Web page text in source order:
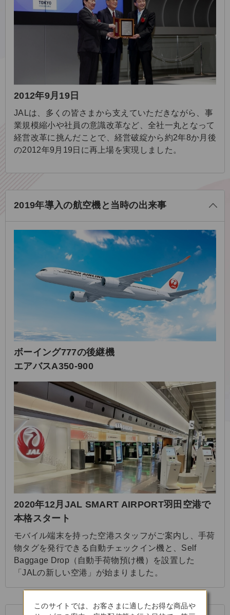
2012年9月19日
JALは、多くの皆さまから支えていただきながら、事
業規模縮小や社員の意識改革など、全社一丸となって
経営改革に挑んだことで、経営破綻から約2年8か月後
の2012年9月19日に再上場を実現しました。
2019年導入の航空機と当時の出来事
る
ボーイング777の後継機
エアバスA350-900
2020年12月JAL SMART AIRPORT羽田空港で
本格スタート
モバイル端末を持った空港スタッフがご案内し、手荷
物タグを発行できる自動チェックイン機と、Self
Baggage Drop（自動手荷物預け機）を設置した
「JALの新しい空港」が始まりました。
る
このサイトでは、お客さまに適したお得な商品や